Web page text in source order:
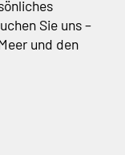
Sie uns –
und den